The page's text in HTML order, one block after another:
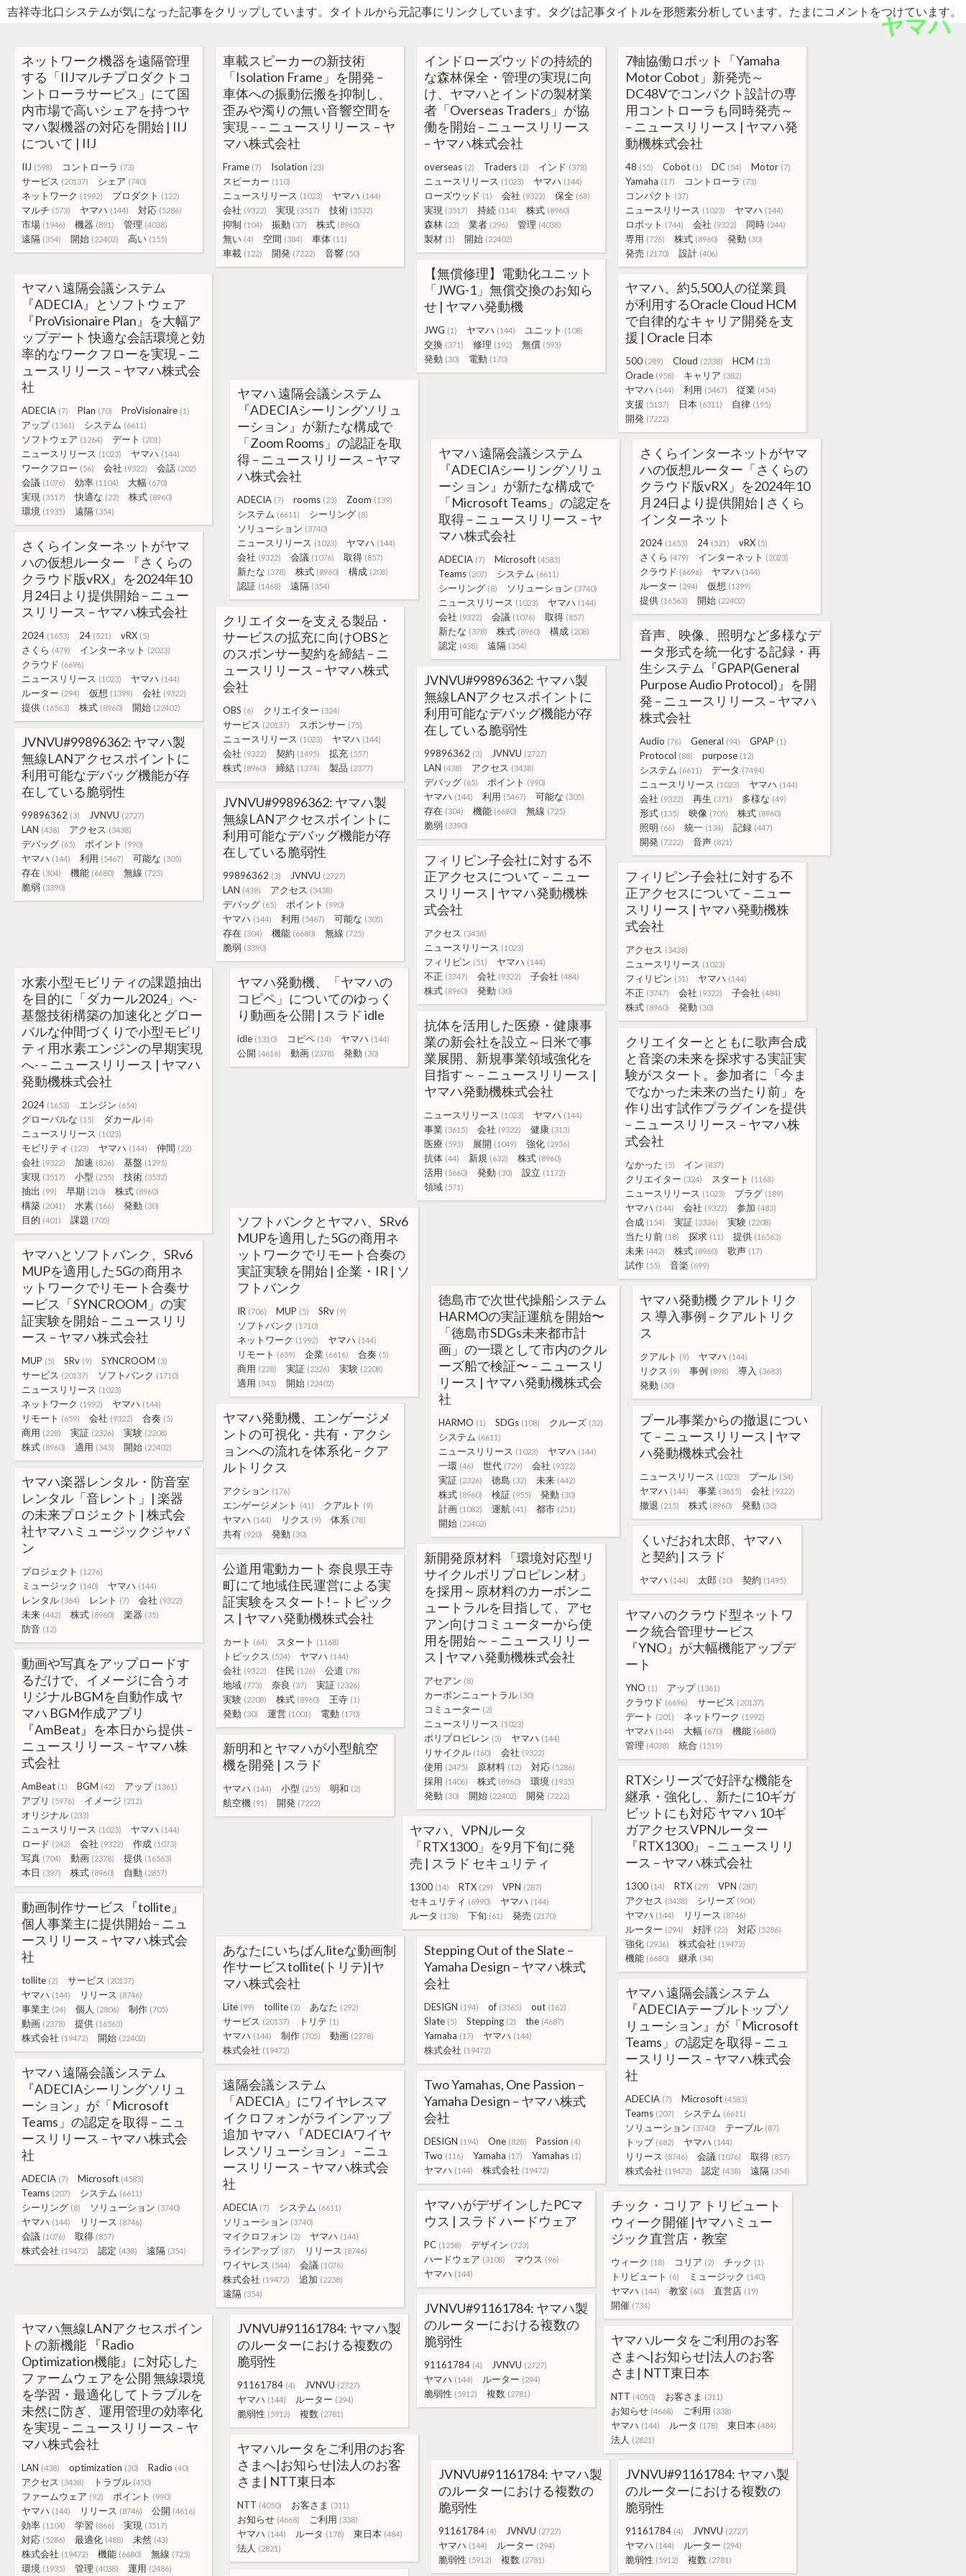
吉祥寺北口システムが気になった記事をクリップしています。タイトルから元記事にリンクしています。タグは記事タイトルを形態素分析しています。たまにコメントをつけています。
ヤマハ
ネットワーク機器を遠隔管理
する「IIJマルチプロダクトコ
ントローラサービス」にて国
内市場で高いシェアを持つヤ
マハ製機器の対応を開始 | IIJ
について | IIJ
IIJ (598) コントローラ (73)
サービス (20137) シェア (740)
ネットワーク (1992) プロダクト (122)
マルチ (573) ヤマハ (144) 対応 (5286)
市場 (1946) 機器 (891) 管理 (4038)
遠隔 (354) 開始 (22402) 高い (155)
車載スピーカーの新技術
「Isolation Frame」を開発 –
車体への振動伝搬を抑制し、
歪みや濁りの無い音響空間を
実現 – – ニュースリリース – ヤ
マハ株式会社
Frame (7) Isolation (23)
スピーカー (110)
ニュースリリース (1023) ヤマハ (144)
会社 (9322) 実現 (3517) 技術 (3532)
抑制 (104) 振動 (37) 株式 (8960)
無い (4) 空間 (384) 車体 (11)
車載 (122) 開発 (7222) 音響 (50)
インドローズウッドの持続的
な森林保全・管理の実現に向
け、ヤマハとインドの製材業
者「Overseas Traders」が協
働を開始 – ニュースリリース
– ヤマハ株式会社
overseas (2) Traders (2) インド (378)
ニュースリリース (1023) ヤマハ (144)
ローズウッド (1) 会社 (9322) 保全 (68)
実現 (3517) 持続 (114) 株式 (8960)
森林 (23) 業者 (296) 管理 (4038)
製材 (1) 開始 (22402)
7軸協働ロボット「Yamaha
Motor Cobot」新発売～
DC48Vでコンパクト設計の専
用コントローラも同時発売～
– ニュースリリース | ヤマハ発
動機株式会社
48 (55) Cobot (1) DC (54) Motor (7)
Yamaha (17) コントローラ (73)
コンパクト (37)
ニュースリリース (1023) ヤマハ (144)
ロボット (744) 会社 (9322) 同時 (244)
専用 (726) 株式 (8960) 発動 (30)
発売 (2170) 設計 (406)
ヤマハ 遠隔会議システム
『ADECIA』とソフトウェア
『ProVisionaire Plan』を大幅ア
ップデート 快適な会話環境と効
率的なワークフローを実現 – ニ
ュースリリース – ヤマハ株式会
社
ADECIA (7) Plan (70) ProVisionaire (1)
アップ (1361) システム (6611)
ソフトウェア (1264) デート (201)
ニュースリリース (1023) ヤマハ (144)
ワークフロー (56) 会社 (9322) 会話 (202)
会議 (1076) 効率 (1104) 大幅 (670)
実現 (3517) 快適な (22) 株式 (8960)
環境 (1935) 遠隔 (354)
【無償修理】電動化ユニット
「JWG-1」無償交換のお知ら
せ | ヤマハ発動機
JWG (1) ヤマハ (144) ユニット (108)
交換 (371) 修理 (192) 無償 (593)
発動 (30) 電動 (170)
ヤマハ、約5,500人の従業員
が利用するOracle Cloud HCM
で自律的なキャリア開発を支
援 | Oracle 日本
500 (289) Cloud (2338) HCM (13)
Oracle (958) キャリア (382)
ヤマハ (144) 利用 (5467) 従業 (454)
支援 (5137) 日本 (6311) 自律 (195)
開発 (7222)
ヤマハ 遠隔会議システム
『ADECIAシーリングソリュ
ーション』が新たな構成で
「Zoom Rooms」の認証を取
得 – ニュースリリース – ヤマ
ハ株式会社
ADECIA (7) rooms (23) Zoom (139)
システム (6611) シーリング (8)
ソリューション (3740)
ニュースリリース (1023) ヤマハ (144)
会社 (9322) 会議 (1076) 取得 (857)
新たな (378) 株式 (8960) 構成 (208)
認証 (1468) 遠隔 (354)
ヤマハ 遠隔会議システム
『ADECIAシーリングソリュ
ーション』が新たな構成で
「Microsoft Teams」の認定を
取得 – ニュースリリース – ヤ
マハ株式会社
ADECIA (7) Microsoft (4583)
Teams (207) システム (6611)
シーリング (8) ソリューション (3740)
ニュースリリース (1023) ヤマハ (144)
会社 (9322) 会議 (1076) 取得 (857)
新たな (378) 株式 (8960) 構成 (208)
認定 (438) 遠隔 (354)
さくらインターネットがヤマ
ハの仮想ルーター「さくらの
クラウド版vRX」を2024年10
月24日より提供開始 | さくら
インターネット
2024 (1653) 24 (521) vRX (5)
さくら (479) インターネット (2023)
クラウド (6696) ヤマハ (144)
ルーター (294) 仮想 (1399)
提供 (16563) 開始 (22402)
さくらインターネットがヤマ
ハの仮想ルーター 『さくらの
クラウド版vRX』を2024年10
月24日より提供開始 – ニュー
スリリース – ヤマハ株式会社
2024 (1653) 24 (521) vRX (5)
さくら (479) インターネット (2023)
クラウド (6696)
ニュースリリース (1023) ヤマハ (144)
ルーター (294) 仮想 (1399) 会社 (9322)
提供 (16563) 株式 (8960) 開始 (22402)
クリエイターを支える製品・
サービスの拡充に向けOBSと
のスポンサー契約を締結 – ニ
ュースリリース – ヤマハ株式
会社
OBS (6) クリエイター (324)
サービス (20137) スポンサー (75)
ニュースリリース (1023) ヤマハ (144)
会社 (9322) 契約 (1495) 拡充 (557)
株式 (8960) 締結 (1274) 製品 (2377)
音声、映像、照明など多様なデ
ータ形式を統一化する記録・再
生システム『GPAP(General
Purpose Audio Protocol)』を開
発 – ニュースリリース – ヤマハ
株式会社
Audio (76) General (94) GPAP (1)
Protocol (88) purpose (12)
システム (6611) データ (7494)
ニュースリリース (1023) ヤマハ (144)
会社 (9322) 再生 (371) 多様な (49)
形式 (135) 映像 (705) 株式 (8960)
照明 (66) 統一 (134) 記録 (447)
開発 (7222) 音声 (821)
JVNVU#99896362: ヤマハ製
無線LANアクセスポイントに
利用可能なデバッグ機能が存
在している脆弱性
99896362 (3) JVNVU (2727)
LAN (438) アクセス (3438)
デバッグ (65) ポイント (990)
ヤマハ (144) 利用 (5467) 可能な (305)
存在 (304) 機能 (6680) 無線 (725)
脆弱 (3390)
JVNVU#99896362: ヤマハ製
無線LANアクセスポイントに
利用可能なデバッグ機能が存
在している脆弱性
99896362 (3) JVNVU (2727)
LAN (438) アクセス (3438)
デバッグ (65) ポイント (990)
ヤマハ (144) 利用 (5467) 可能な (305)
存在 (304) 機能 (6680) 無線 (725)
脆弱 (3390)
JVNVU#99896362: ヤマハ製
無線LANアクセスポイントに
利用可能なデバッグ機能が存
在している脆弱性
99896362 (3) JVNVU (2727)
LAN (438) アクセス (3438)
デバッグ (65) ポイント (990)
ヤマハ (144) 利用 (5467) 可能な (305)
存在 (304) 機能 (6680) 無線 (725)
脆弱 (3390)
フィリピン子会社に対する不
正アクセスについて – ニュー
スリリース | ヤマハ発動機株
式会社
アクセス (3438)
ニュースリリース (1023)
フィリピン (51) ヤマハ (144)
不正 (3747) 会社 (9322) 子会社 (484)
株式 (8960) 発動 (30)
フィリピン子会社に対する不
正アクセスについて – ニュー
スリリース | ヤマハ発動機株
式会社
アクセス (3438)
ニュースリリース (1023)
フィリピン (51) ヤマハ (144)
不正 (3747) 会社 (9322) 子会社 (484)
株式 (8960) 発動 (30)
水素小型モビリティの課題抽出
を目的に「ダカール2024」へ-
基盤技術構築の加速化とグロー
バルな仲間づくりで小型モビリ
ティ用水素エンジンの早期実現
へ- – ニュースリリース | ヤマハ
発動機株式会社
2024 (1653) エンジン (654)
グローバルな (15) ダカール (4)
ニュースリリース (1023)
モビリティ (123) ヤマハ (144) 仲間 (22)
会社 (9322) 加速 (826) 基盤 (1295)
実現 (3517) 小型 (255) 技術 (3532)
抽出 (99) 早期 (210) 株式 (8960)
構築 (2041) 水素 (166) 発動 (30)
目的 (401) 課題 (705)
ヤマハ発動機、「ヤマハの
コピペ」についてのゆっく
り動画を公開 | スラド idle
idle (1310) コピペ (14) ヤマハ (144)
公開 (4616) 動画 (2378) 発動 (30)
抗体を活用した医療・健康事
業の新会社を設立～日米で事
業展開、新規事業領域強化を
目指す～ – ニュースリリース |
ヤマハ発動機株式会社
ニュースリリース (1023) ヤマハ (144)
事業 (3615) 会社 (9322) 健康 (313)
医療 (593) 展開 (1049) 強化 (2936)
抗体 (44) 新規 (632) 株式 (8960)
活用 (5660) 発動 (30) 設立 (1172)
領域 (571)
クリエイターとともに歌声合成
と音楽の未来を探求する実証実
験がスタート。参加者に「今ま
でなかった未来の当たり前」を
作り出す試作プラグインを提供
– ニュースリリース – ヤマハ株
式会社
なかった (5) イン (837)
クリエイター (324) スタート (1168)
ニュースリリース (1023) プラグ (189)
ヤマハ (144) 会社 (9322) 参加 (483)
合成 (154) 実証 (2326) 実験 (2208)
当たり前 (18) 探求 (11) 提供 (16563)
未来 (442) 株式 (8960) 歌声 (17)
試作 (55) 音楽 (699)
ソフトバンクとヤマハ、SRv6
MUPを適用した5Gの商用ネ
ットワークでリモート合奏の
実証実験を開始 | 企業・IR | ソ
フトバンク
IR (706) MUP (5) SRv (9)
ソフトバンク (1710)
ネットワーク (1992) ヤマハ (144)
リモート (659) 企業 (6616) 合奏 (5)
商用 (228) 実証 (2326) 実験 (2208)
適用 (343) 開始 (22402)
ヤマハとソフトバンク、SRv6
MUPを適用した5Gの商用ネ
ットワークでリモート合奏サ
ービス「SYNCROOM」の実
証実験を開始 – ニュースリリ
ース – ヤマハ株式会社
MUP (5) SRv (9) SYNCROOM (3)
サービス (20137) ソフトバンク (1710)
ニュースリリース (1023)
ネットワーク (1992) ヤマハ (144)
リモート (659) 会社 (9322) 合奏 (5)
商用 (228) 実証 (2326) 実験 (2208)
株式 (8960) 適用 (343) 開始 (22402)
徳島市で次世代操船システム
HARMOの実証運航を開始〜
「徳島市SDGs未来都市計
画」の一環として市内のクル
ーズ船で検証〜 – ニュースリ
リース | ヤマハ発動機株式会
社
HARMO (1) SDGs (108) クルーズ (32)
システム (6611)
ニュースリリース (1023) ヤマハ (144)
一環 (46) 世代 (729) 会社 (9322)
実証 (2326) 徳島 (32) 未来 (442)
株式 (8960) 検証 (955) 発動 (30)
計画 (1082) 運航 (41) 都市 (251)
開始 (22402)
ヤマハ発動機 クアルトリク
ス 導入事例 – クアルトリク
ス
クアルト (9) ヤマハ (144)
リクス (9) 事例 (898) 導入 (3683)
発動 (30)
ヤマハ発動機、エンゲージメ
ントの可視化・共有・アクシ
ョンへの流れを体系化 – クア
ルトリクス
アクション (176)
エンゲージメント (41) クアルト (9)
ヤマハ (144) リクス (9) 体系 (78)
共有 (920) 発動 (30)
プール事業からの撤退につい
て – ニュースリリース | ヤマ
ハ発動機株式会社
ニュースリリース (1023) プール (34)
ヤマハ (144) 事業 (3615) 会社 (9322)
撤退 (215) 株式 (8960) 発動 (30)
ヤマハ楽器レンタル・防音室
レンタル「音レント」| 楽器
の未来プロジェクト | 株式会
社ヤマハミュージックジャパ
ン
プロジェクト (1276)
ミュージック (140) ヤマハ (144)
レンタル (364) レント (7) 会社 (9322)
未来 (442) 株式 (8960) 楽器 (35)
防音 (12)
くいだおれ太郎、ヤマハ
と契約 | スラド
ヤマハ (144) 太郎 (10) 契約 (1495)
新開発原材料 「環境対応型リ
サイクルポリプロピレン材」
を採用～原材料のカーボンニ
ュートラルを目指して、アセ
アン向けコミューターから使
用を開始～ – ニュースリリー
ス | ヤマハ発動機株式会社
アセアン (8)
カーボンニュートラル (30)
コミューター (2)
ニュースリリース (1023)
ポリプロピレン (3) ヤマハ (144)
リサイクル (160) 会社 (9322)
使用 (2475) 原材料 (12) 対応 (5286)
採用 (1406) 株式 (8960) 環境 (1935)
発動 (30) 開始 (22402) 開発 (7222)
公道用電動カート 奈良県王寺
町にて地域住民運営による実
証実験をスタート! – トピック
ス | ヤマハ発動機株式会社
カート (64) スタート (1168)
トピックス (524) ヤマハ (144)
会社 (9322) 住民 (126) 公道 (78)
地域 (773) 奈良 (37) 実証 (2326)
実験 (2208) 株式 (8960) 王寺 (1)
発動 (30) 運営 (1001) 電動 (170)
ヤマハのクラウド型ネットワ
ーク統合管理サービス
『YNO』が大幅機能アップデ
ート
YNO (1) アップ (1361)
クラウド (6696) サービス (20137)
デート (201) ネットワーク (1992)
ヤマハ (144) 大幅 (670) 機能 (6680)
管理 (4038) 統合 (1519)
動画や写真をアップロードす
るだけで、イメージに合うオ
リジナルBGMを自動作成 ヤ
マハ BGM作成アプリ
『AmBeat』を本日から提供 –
ニュースリリース – ヤマハ株
式会社
AmBeat (1) BGM (42) アップ (1361)
アプリ (5976) イメージ (212)
オリジナル (233)
ニュースリリース (1023) ヤマハ (144)
ロード (242) 会社 (9322) 作成 (1073)
写真 (704) 動画 (2378) 提供 (16563)
本日 (397) 株式 (8960) 自動 (2857)
新明和とヤマハが小型航空
機を開発 | スラド
ヤマハ (144) 小型 (255) 明和 (2)
航空機 (91) 開発 (7222)
RTXシリーズで好評な機能を
継承・強化し、新たに10ギガ
ビットにも対応 ヤマハ 10ギ
ガアクセスVPNルーター
『RTX1300』 – ニュースリリ
ース – ヤマハ株式会社
1300 (14) RTX (29) VPN (287)
アクセス (3438) シリーズ (904)
ヤマハ (144) リリース (8746)
ルーター (294) 好評 (22) 対応 (5286)
強化 (2936) 株式会社 (19472)
機能 (6680) 継承 (34)
ヤマハ、VPNルータ
「RTX1300」を9月下旬に発
売 | スラド セキュリティ
1300 (14) RTX (29) VPN (287)
セキュリティ (6990) ヤマハ (144)
ルータ (178) 下旬 (61) 発売 (2170)
動画制作サービス『tollite』
個人事業主に提供開始 – ニュ
ースリリース – ヤマハ株式会
社
tollite (2) サービス (20137)
ヤマハ (144) リリース (8746)
事業主 (24) 個人 (2806) 制作 (705)
動画 (2378) 提供 (16563)
株式会社 (19472) 開始 (22402)
あなたにいちばんliteな動画制
作サービスtollite(トリテ)|ヤ
マハ株式会社
Lite (99) tollite (2) あなた (292)
サービス (20137) トリテ (1)
ヤマハ (144) 制作 (705) 動画 (2378)
株式会社 (19472)
Stepping Out of the Slate –
Yamaha Design – ヤマハ株式
会社
DESIGN (194) of (3565) out (162)
Slate (5) Stepping (2) the (4687)
Yamaha (17) ヤマハ (144)
株式会社 (19472)
ヤマハ 遠隔会議システム
『ADECIAテーブルトップソ
リューション』が「Microsoft
Teams」の認定を取得 – ニュ
ースリリース – ヤマハ株式会
社
ADECIA (7) Microsoft (4583)
Teams (207) システム (6611)
ソリューション (3740) テーブル (87)
トップ (682) ヤマハ (144)
リリース (8746) 会議 (1076) 取得 (857)
株式会社 (19472) 認定 (438) 遠隔 (354)
ヤマハ 遠隔会議システム
『ADECIAシーリングソリュ
ーション』が「Microsoft
Teams」の認定を取得 – ニュ
ースリリース – ヤマハ株式会
社
ADECIA (7) Microsoft (4583)
Teams (207) システム (6611)
シーリング (8) ソリューション (3740)
ヤマハ (144) リリース (8746)
会議 (1076) 取得 (857)
株式会社 (19472) 認定 (438) 遠隔 (354)
遠隔会議システム
「ADECIA」にワイヤレスマ
イクロフォンがラインアップ
追加 ヤマハ 『ADECIAワイヤ
レスソリューション』 – ニュ
ースリリース – ヤマハ株式会
社
ADECIA (7) システム (6611)
ソリューション (3740)
マイクロフォン (2) ヤマハ (144)
ラインアップ (87) リリース (8746)
ワイヤレス (544) 会議 (1076)
株式会社 (19472) 追加 (2238)
遠隔 (354)
Two Yamahas, One Passion –
Yamaha Design – ヤマハ株式
会社
DESIGN (194) One (828) Passion (4)
Two (116) Yamaha (17) Yamahas (1)
ヤマハ (144) 株式会社 (19472)
ヤマハがデザインしたPCマ
ウス | スラド ハードウェア
PC (1258) デザイン (723)
ハードウェア (3108) マウス (96)
ヤマハ (144)
チック・コリア トリビュート
ウィーク開催 |ヤマハミュー
ジック直営店・教室
ウィーク (18) コリア (2) チック (1)
トリビュート (6) ミュージック (140)
ヤマハ (144) 教室 (60) 直営店 (19)
開催 (734)
ヤマハ無線LANアクセスポイン
トの新機能 『Radio
Optimization機能』に対応した
ファームウェアを公開 無線環境
を学習・最適化してトラブルを
未然に防ぎ、運用管理の効率化
を実現 – ニュースリリース – ヤ
マハ株式会社
LAN (438) optimization (30) Radio (40)
アクセス (3438) トラブル (450)
ファームウェア (92) ポイント (990)
ヤマハ (144) リリース (8746) 公開 (4616)
効率 (1104) 学習 (866) 実現 (3517)
対応 (5286) 最適化 (488) 未然 (43)
株式会社 (19472) 機能 (6680) 無線 (725)
環境 (1935) 管理 (4038) 運用 (2486)
JVNVU#91161784: ヤマハ製
のルーターにおける複数の
脆弱性
91161784 (4) JVNVU (2727)
ヤマハ (144) ルーター (294)
脆弱性 (5912) 複数 (2781)
ヤマハルータをご利用のお客
さまへ|お知らせ|法人のお客
さま| NTT東日本
NTT (4050) お客さま (311)
お知らせ (4668) ご利用 (338)
ヤマハ (144) ルータ (178) 東日本 (484)
法人 (2821)
JVNVU#91161784: ヤマハ製
のルーターにおける複数の
脆弱性
91161784 (4) JVNVU (2727)
ヤマハ (144) ルーター (294)
脆弱性 (5912) 複数 (2781)
ヤマハルータをご利用のお客
さまへ|お知らせ|法人のお客
さま| NTT東日本
NTT (4050) お客さま (311)
お知らせ (4668) ご利用 (338)
ヤマハ (144) ルータ (178) 東日本 (484)
法人 (2821)
JVNVU#91161784: ヤマハ製
のルーターにおける複数の
脆弱性
91161784 (4) JVNVU (2727)
ヤマハ (144) ルーター (294)
脆弱性 (5912) 複数 (2781)
JVNVU#91161784: ヤマハ製
のルーターにおける複数の
脆弱性
91161784 (4) JVNVU (2727)
ヤマハ (144) ルーター (294)
脆弱性 (5912) 複数 (2781)